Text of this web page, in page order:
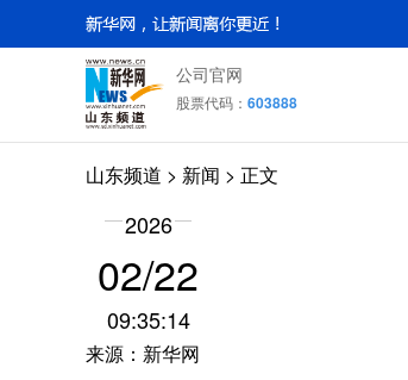
公司官网
股票代码： 603888
山东频道 > 新闻 > 正文
2026
02/22
09:35:14
来源：新华网